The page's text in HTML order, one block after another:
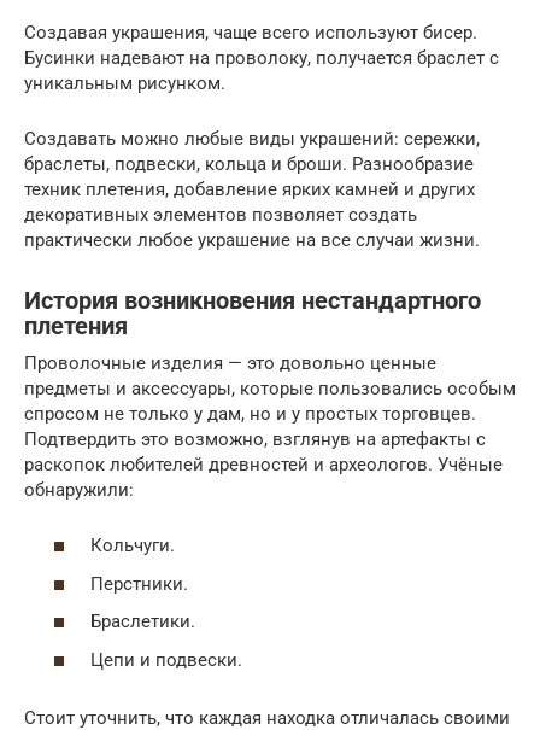
Создавая украшения, чаще всего используют бисер.
Бусинки надевают на проволоку, получается браслет с
уникальным рисунком.
Создавать можно любые виды украшений: сережки,
браслеты, подвески, кольца и броши. Разнообразие
техник плетения, добавление ярких камней и других
декоративных элементов позволяет создать
практически любое украшение на все случаи жизни.
История возникновения нестандартного
плетения
Проволочные изделия — это довольно ценные
предметы и аксессуары, которые пользовались особым
спросом не только у дам, но и у простых торговцев.
Подтвердить это возможно, взглянув на артефакты с
раскопок любителей древностей и археологов. Учёные
обнаружили:
Кольчуги.
Перстники.
Браслетики.
Цепи и подвески.
Стоит уточнить, что каждая находка отличалась своими